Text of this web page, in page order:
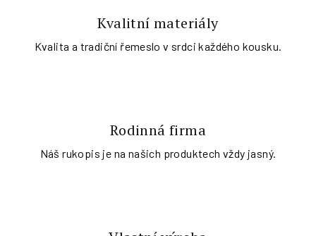
Kvalitní materiály
Kvalita a tradiční řemeslo v srdci každého kousku.
Rodinná firma
Náš rukopis je na našich produktech vždy jasný.